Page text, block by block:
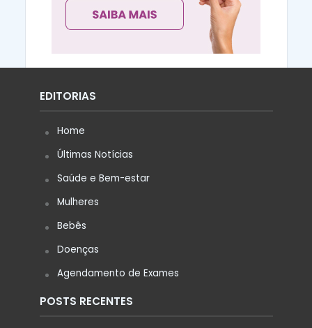
EDITORIAS
Home
Últimas Notícias
Saúde e Bem-estar
Mulheres
Bebês
Doenças
Agendamento de Exames
POSTS RECENTES